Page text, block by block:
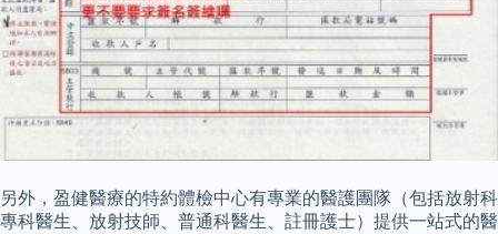
另外，盈健醫療的特約體檢中心有專業的醫護團隊（包括放射科
專科醫生、放射技師、普通科醫生、註冊護士）提供一站式的醫